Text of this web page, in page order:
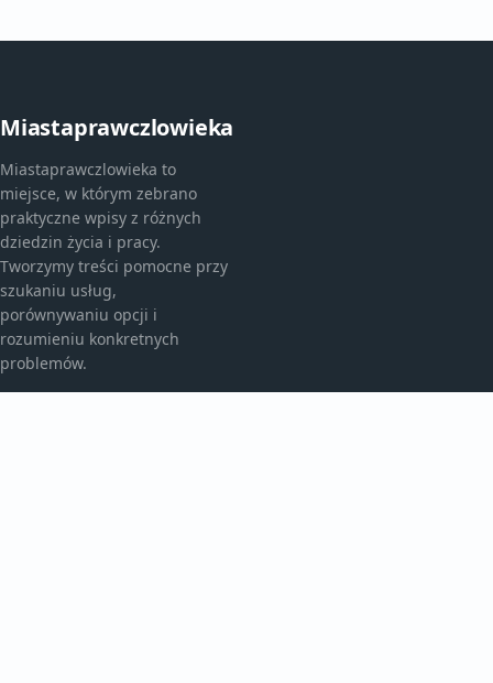
Miastaprawczlowieka
Miastaprawczlowieka to
miejsce, w którym zebrano
praktyczne wpisy z różnych
dziedzin życia i pracy.
Tworzymy treści pomocne przy
szukaniu usług,
porównywaniu opcji i
rozumieniu konkretnych
problemów.